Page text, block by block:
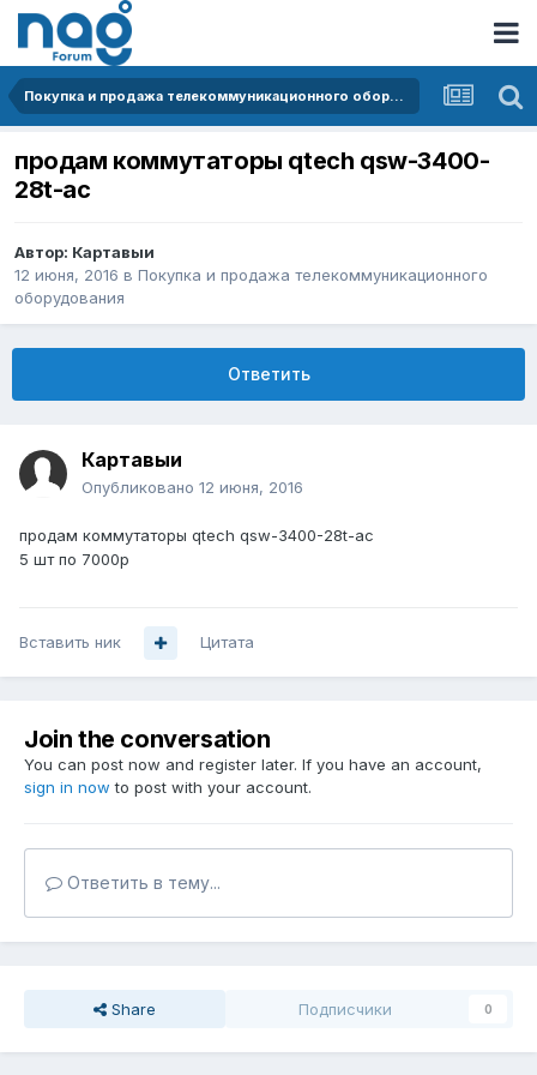
Покупка и продажа телекоммуникационного оборудования
продам коммутаторы qtech qsw-3400-
28t-ac
Автор: Картавыи
12 июня, 2016 в Покупка и продажа телекоммуникационного
оборудования
Ответить
Картавыи
Опубликовано 12 июня, 2016
продам коммутаторы qtech qsw-3400-28t-ac
5 шт по 7000р
Вставить ник Цитата
Join the conversation
You can post now and register later. If you have an account,
sign in now to post with your account.
Ответить в тему...
Share Подписчики 0